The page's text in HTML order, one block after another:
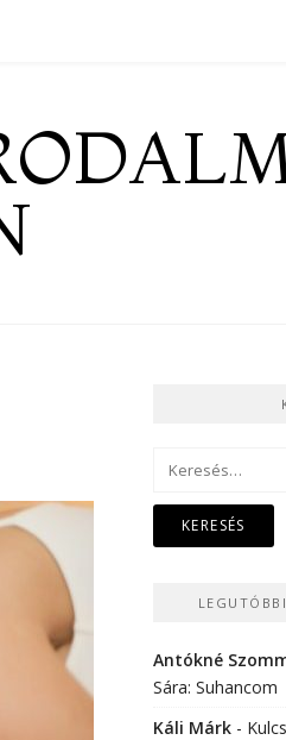
Keresés:
Antókné
Sára: Suhancom
Káli Márk -